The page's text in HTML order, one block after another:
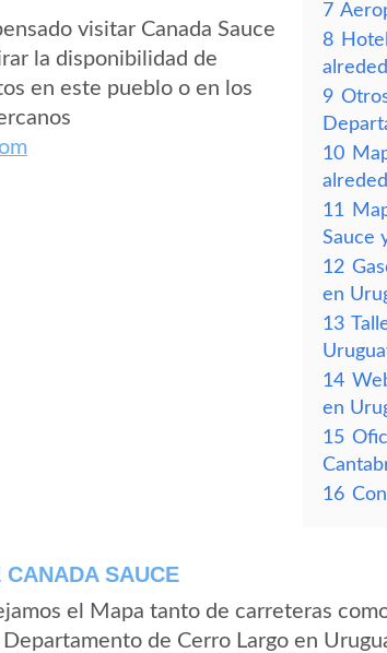
visitar Canada Sauce
la disponibilidad de
en este pueblo o en los
7
8
9
10
11
Sauce
12
en
13
14
en
15
16
CANADA SAUCE
el Mapa tanto de carreteras
de Cerro Largo en